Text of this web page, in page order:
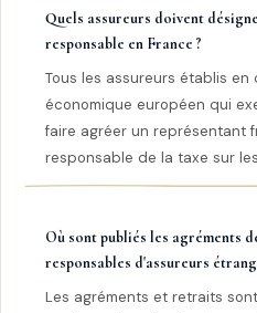
Quels assureurs doivent
responsable en France ?
Tous les assureurs établis en
économique européen qui
faire agréer un représentant
responsable de la taxe sur
Où sont publiés les agréments
responsables d'assureurs
Les agréments et retraits